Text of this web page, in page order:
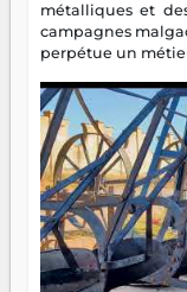
métalliques et
campagnes
perpétue un